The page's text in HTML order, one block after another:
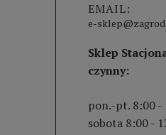
EMAIL:
e-
Sklep
czynny:
pon.-pt. 8:00 -
sobota 8:00 -